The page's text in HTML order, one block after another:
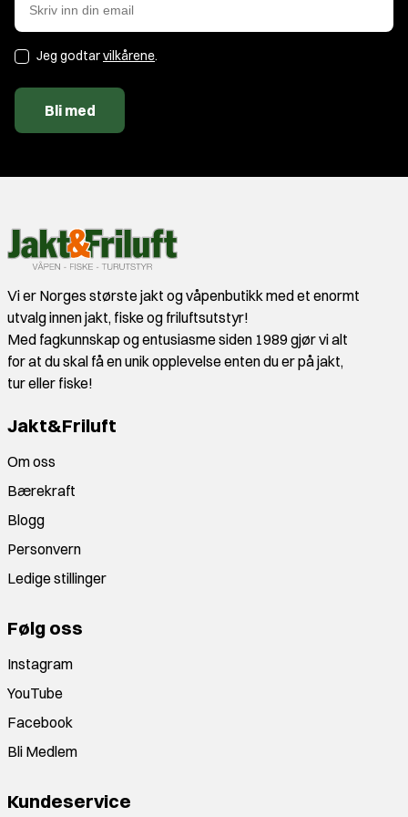
Jeg godtarvilkårene.
Bli med
Vi er Norges største jakt og våpenbutikk med et enormt
utvalg innen jakt, fiske og friluftsutstyr!
Med fagkunnskap og entusiasme siden 1989 gjør vi alt
for at du skal få en unik opplevelse enten du er på jakt,
tur eller fiske!
Jakt&Friluft
Om oss
Bærekraft
Blogg
Personvern
Ledige stillinger
Følg oss
Instagram
YouTube
Facebook
Bli Medlem
Kundeservice